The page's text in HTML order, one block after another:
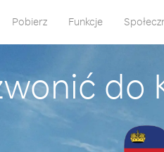
Pobierz Funkcje
do